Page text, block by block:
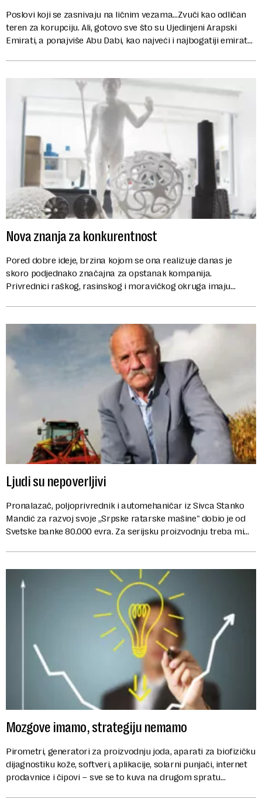
Poslovi koji se zasnivaju na ličnim vezama…Zvuči kao odličan
teren za korupciju. Ali, gotovo sve što su Ujedinjeni Arapski
Emirati, a ponajviše Abu Dabi, kao najveći i najbogatiji emirat
Nova znanja za konkurentnost
Pored dobre ideje, brzina kojom se ona realizuje danas je
skoro podjednako značajna za opstanak kompanija.
Privrednici raškog, rasinskog i moravičkog okruga imaju
Ljudi su nepoverljivi
Pronalazač, poljoprivrednik i automehaničar iz Sivca Stanko
Mandić za razvoj svoje „Srpske ratarske mašine" dobio je od
Svetske banke 80.000 evra. Za serijsku proizvodnju treba mi
Mozgove imamo, strategiju nemamo
Pirometri, generatori za proizvodnju joda, aparati za biofizičku
dijagnostiku kože, softveri, aplikacije, solarni punjači, internet
prodavnice i čipovi – sve se to kuva na drugom spratu